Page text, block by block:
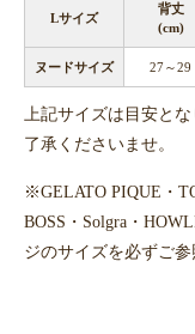
Lサイズ
背丈
(cm)
ヌードサイズ 27～29
上記サイズは目安と
了承くださいませ。
※GELATO PIQUE・
BOSS・Solgra・
ジのサイズを必ずご参